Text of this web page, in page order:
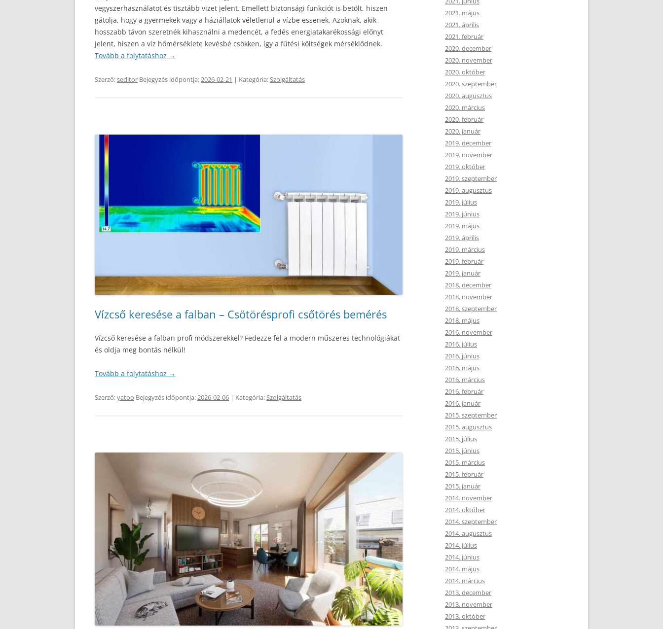
vegyszerhasználatot és tisztább vizet jelent. Emellett biztonsági funkciót is betölt, hiszen
gátolja, hogy a gyermekek vagy a háziállatok véletlenül a vízbe essenek. Azoknak, akik
hosszabb távon szeretnék kihasználni a medencét, a fedés energiatakarékossági előnyt
jelent, hiszen a víz hőmérséklete kevésbé csökken, így a fűtési költségek mérséklődnek.
Tovább a folytatáshoz →
Szerző:seditor Bejegyzés időpontja:2026-02-21 | Kategória:Szolgáltatás
Vízcső keresése a falban – Csötörésprofi csőtörés bemérés
Vízcső keresése a falban profi módszerekkel? Fedezze fel a modern műszeres technológiákat
és oldja meg bontás nélkül!
Tovább a folytatáshoz →
Szerző:yatoo Bejegyzés időpontja:2026-02-06 | Kategória:Szolgáltatás
2021. május
2021. április
2021. február
2020. december
2020. november
2020. október
2020. szeptember
2020. augusztus
2020. március
2020. február
2020. január
2019. december
2019. november
2019. október
2019. szeptember
2019. augusztus
2019. július
2019. június
2019. május
2019. április
2019. március
2019. február
2019. január
2018. december
2018. november
2018. szeptember
2018. május
2016. november
2016. július
2016. június
2016. május
2016. március
2016. február
2016. január
2015. szeptember
2015. augusztus
2015. július
2015. június
2015. március
2015. február
2015. január
2014. november
2014. október
2014. szeptember
2014. augusztus
2014. július
2014. június
2014. május
2014. március
2013. december
2013. november
2013. október